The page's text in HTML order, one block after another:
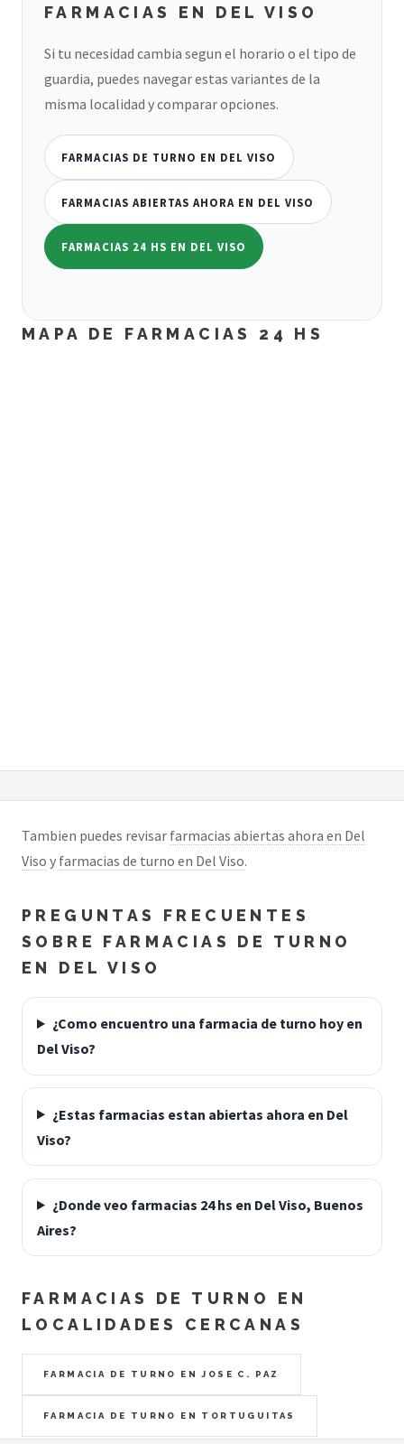
FARMACIAS EN DEL VISO
Si tu necesidad cambia segun el horario o el tipo de
guardia, puedes navegar estas variantes de la
misma localidad y comparar opciones.
FARMACIAS DE TURNO EN DEL VISO
FARMACIAS ABIERTAS AHORA EN DEL VISO
FARMACIAS 24 HS EN DEL VISO
MAPA DE FARMACIAS 24 HS
Tambien puedes revisar farmacias abiertas ahora en Del
Viso y farmacias de turno en Del Viso.
PREGUNTAS FRECUENTES
SOBRE FARMACIAS DE TURNO
EN DEL VISO
¿Como encuentro una farmacia de turno hoy en
Del Viso?
¿Estas farmacias estan abiertas ahora en Del
Viso?
¿Donde veo farmacias 24 hs en Del Viso, Buenos
Aires?
FARMACIAS DE TURNO EN
LOCALIDADES CERCANAS
FARMACIA DE TURNO EN JOSE C. PAZ
FARMACIA DE TURNO EN TORTUGUITAS